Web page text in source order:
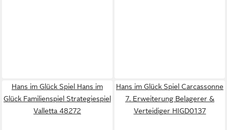
Hans im Glück Spiel Hans im
Glück Familienspiel Strategiespiel
Valletta 48272
Hans im Glück Spiel Carcassonne
7. Erweiterung Belagerer &
Verteidiger HIGD0137